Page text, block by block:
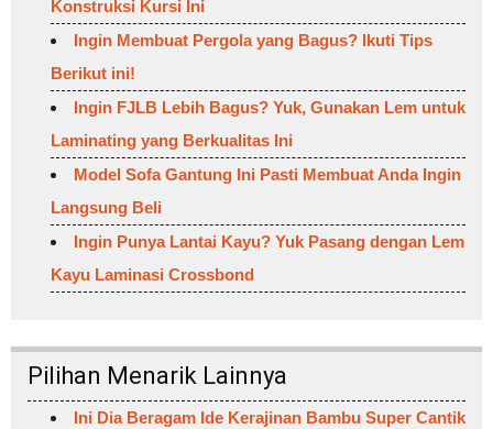
Konstruksi Kursi Ini
Ingin Membuat Pergola yang Bagus? Ikuti Tips
Berikut ini!
Ingin FJLB Lebih Bagus? Yuk, Gunakan Lem untuk
Laminating yang Berkualitas Ini
Model Sofa Gantung Ini Pasti Membuat Anda Ingin
Langsung Beli
Ingin Punya Lantai Kayu? Yuk Pasang dengan Lem
Kayu Laminasi Crossbond
Pilihan Menarik Lainnya
Ini Dia Beragam Ide Kerajinan Bambu Super Cantik